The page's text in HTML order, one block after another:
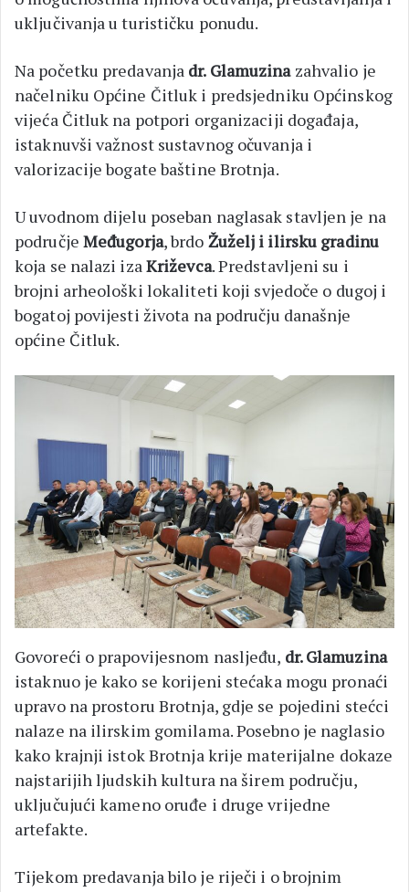
uključivanja u turističku ponudu.
Na početku predavanja dr. Glamuzinazahvalio je
načelniku Općine Čitluk i predsjedniku Općinskog
vijeća Čitluk na potpori organizaciji događaja,
istaknuvši važnost sustavnog očuvanja i
valorizacije bogate baštine Brotnja.
U uvodnom dijelu poseban naglasak stavljen je na
područje Međugorja, brdo Žuželj i ilirsku gradinu
koja se nalazi izaKriževca. Predstavljeni su i
brojni arheološki lokaliteti koji svjedoče o dugoj i
bogatoj povijesti života na području današnje
općine Čitluk.
Govoreći o prapovijesnom nasljeđu, dr. Glamuzina
istaknuo je kako se korijeni stećaka mogu pronaći
upravo na prostoru Brotnja, gdje se pojedini stećci
nalaze na ilirskim gomilama. Posebno je naglasio
kako krajnji istok Brotnja krije materijalne dokaze
najstarijih ljudskih kultura na širem području,
uključujući kameno oruđe i druge vrijedne
artefakte.
Tijekom predavanja bilo je riječi i o brojnim